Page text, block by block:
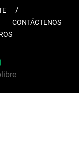
CONTÁCTENOS